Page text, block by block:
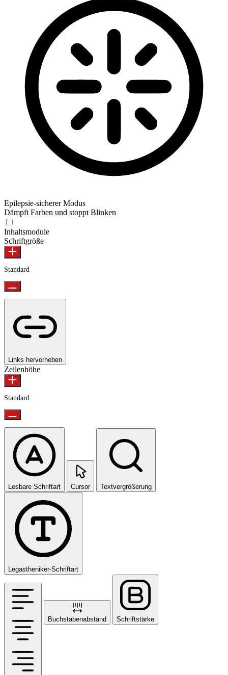
Epilepsie-sicherer Modus
Dämpft Farben und stoppt Blinken
Inhaltsmodule
Schriftgröße
Standard
Links hervorheben
Zeilenhöhe
Standard
Lesbare Schriftart Cursor Textvergrößerung
Legastheniker-Schriftart
Buchstabenabstand Schriftstärke